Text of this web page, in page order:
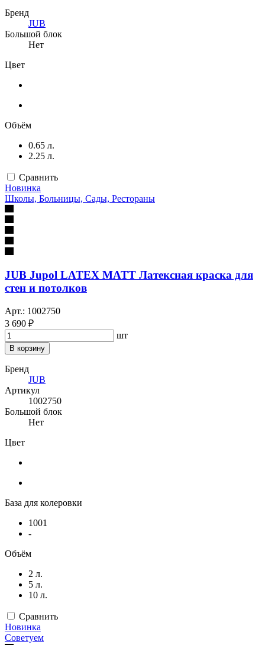
Бренд
JUB
Большой блок
Нет
Цвет
Объём
0.65 л.
2.25 л.
Сравнить
Новинка
Школы, Больницы, Сады, Рестораны
JUB Jupol LATEX MATT Латексная краска для
стен и потолков
Арт.: 1002750
3 690 ₽
шт
В корзину
Бренд
JUB
Артикул
1002750
Большой блок
Нет
Цвет
База для колеровки
1001
-
Объём
2 л.
5 л.
10 л.
Сравнить
Новинка
Советуем